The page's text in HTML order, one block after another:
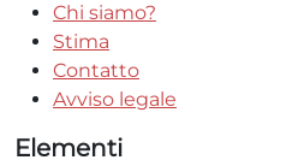
Chi siamo?
Stima
Contatto
Avviso legale
Elementi